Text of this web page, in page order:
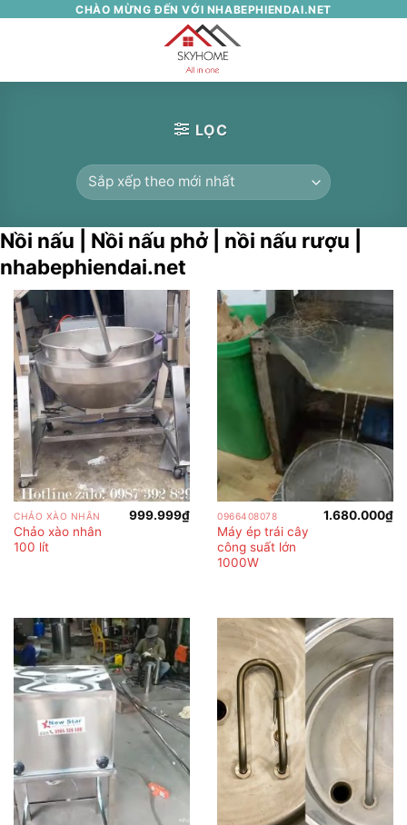
CHÀO MỪNG ĐẾN VỚI NHABEPHIENDAI.NET
LỌC
Nồi nấu | Nồi nấu phở | nồi nấu rượu |
nhabephiendai.net
CHẢO XÀO NHÂN
Chảo xào nhân
100 lít
999.999₫ 0966408078
Máy ép trái cây
công suất lớn
1000W
1.680.000₫